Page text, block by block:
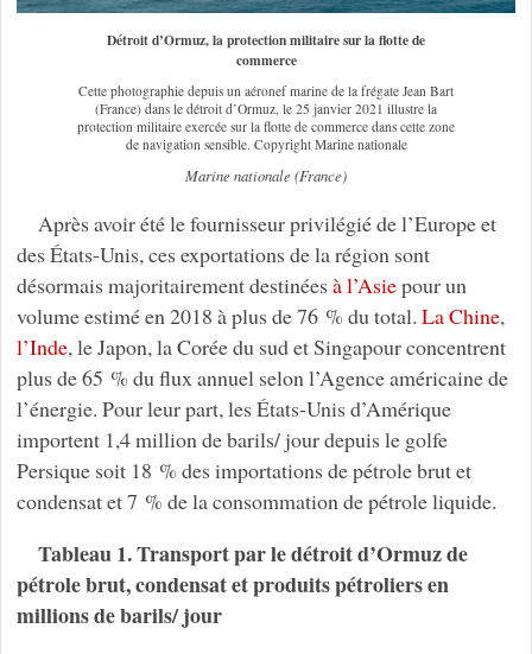
Détroit d’Ormuz, la protection militaire sur la flotte de
commerce
Cette photographie depuis un aéronef marine de la frégate Jean Bart
(France) dans le détroit d’Ormuz, le 25 janvier 2021 illustre la
protection militaire exercée sur la flotte de commerce dans cette zone
de navigation sensible. Copyright Marine nationale
Marine nationale (France)
Après avoir été le fournisseur privilégié de l’Europe et
des États-Unis, ces exportations de la région sont
désormais majoritairement destinées à l’Asiepour un
volume estimé en 2018 à plus de 76 % du total. La Chine,
l’Inde, le Japon, la Corée du sud et Singapour concentrent
plus de 65 % du flux annuel selon l’Agence américaine de
l’énergie. Pour leur part, les États-Unis d’Amérique
importent 1,4 million de barils/ jour depuis le golfe
Persique soit 18 % des importations de pétrole brut et
condensat et 7 % de la consommation de pétrole liquide.
Tableau 1. Transport par le détroit d’Ormuz de
pétrole brut, condensat et produits pétroliers en
millions de barils/ jour